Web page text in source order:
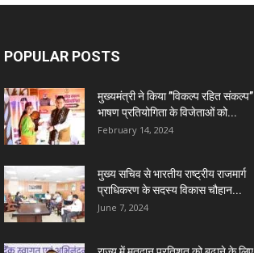
POPULAR POSTS
मुख्यमंत्री ने किया ’’विकल्प रहित संकल्प’’
भाषण प्रतियोगिता के विजेताओं को...
February 14, 2024
मुख्य सचिव से भारतीय राष्ट्रीय राजमार्ग
प्राधिकरण के सदस्य विकास चौहान...
June 7, 2024